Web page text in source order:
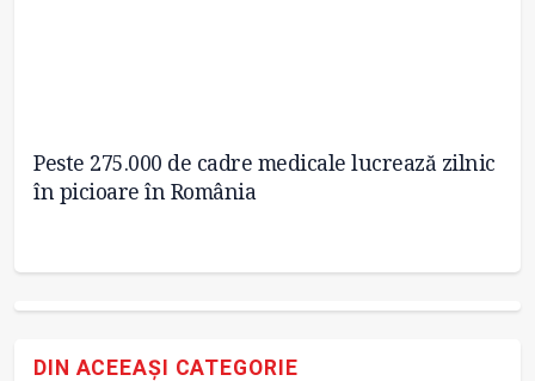
Peste 275.000 de cadre medicale lucrează zilnic
în picioare în România
DIN ACEEAȘI CATEGORIE